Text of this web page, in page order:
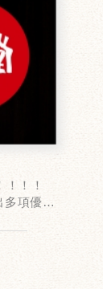
！！
項優惠
絲分